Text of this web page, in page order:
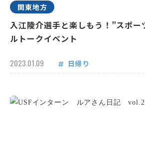
関東地方
入江陵介選手と楽しもう！”スポー
ルトークイベント
2023.01.09 日帰り